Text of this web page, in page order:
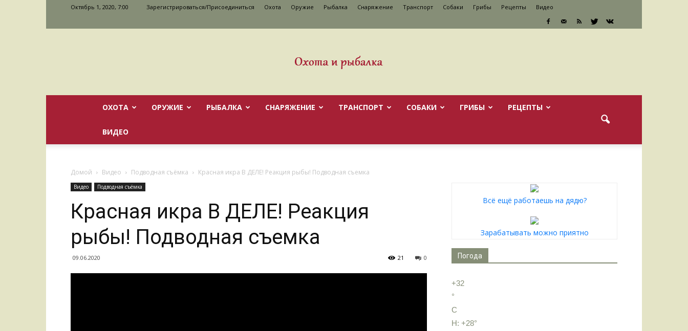
Октябрь 1, 2020, 7:00 Зарегистрироваться/Присоединиться Охота Оружие Рыбалка Снаряжение Транспорт Cобаки Грибы Рецепты Видео
ОХОТА ОРУЖИЕ РЫБАЛКА СНАРЯЖЕНИЕ ТРАНСПОРТ CОБАКИ ГРИБЫ РЕЦЕПТЫ
ВИДЕО
Домой Видео Подводная съёмка Красная икра В ДЕЛЕ! Реакция рыбы! Подводная съемка
Видео Подводная съёмка
Красная икра В ДЕЛЕ! Реакция
рыбы! Подводная съемка
09.06.2020 0
21
Всё ещё работаешь на дядю?
Зарабатывать можно приятно
Погода
+32
°
C
H: +28°